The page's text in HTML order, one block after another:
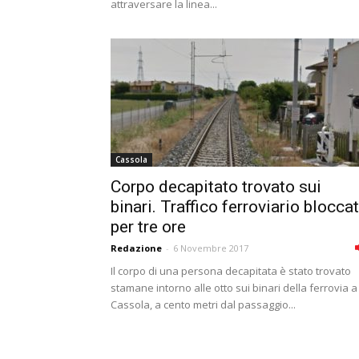
attraversare la linea...
Cassola
Corpo decapitato trovato sui
binari. Traffico ferroviario
per tre ore
Redazione - 6 Novembre 2017
Il corpo di una persona decapitata è stato trovato
stamane intorno alle otto sui binari della ferrovia a
Cassola, a cento metri dal passaggio...